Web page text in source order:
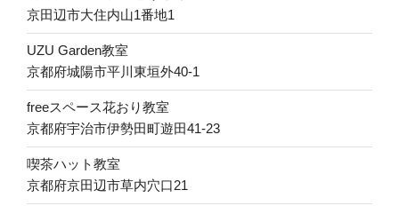
京田辺市大住内山1番地1
UZU Garden教室
京都府城陽市平川東垣外40-1
freeスペース花おり教室
京都府宇治市伊勢田町遊田41-23
喫茶ハット教室
京都府京田辺市草内穴口21